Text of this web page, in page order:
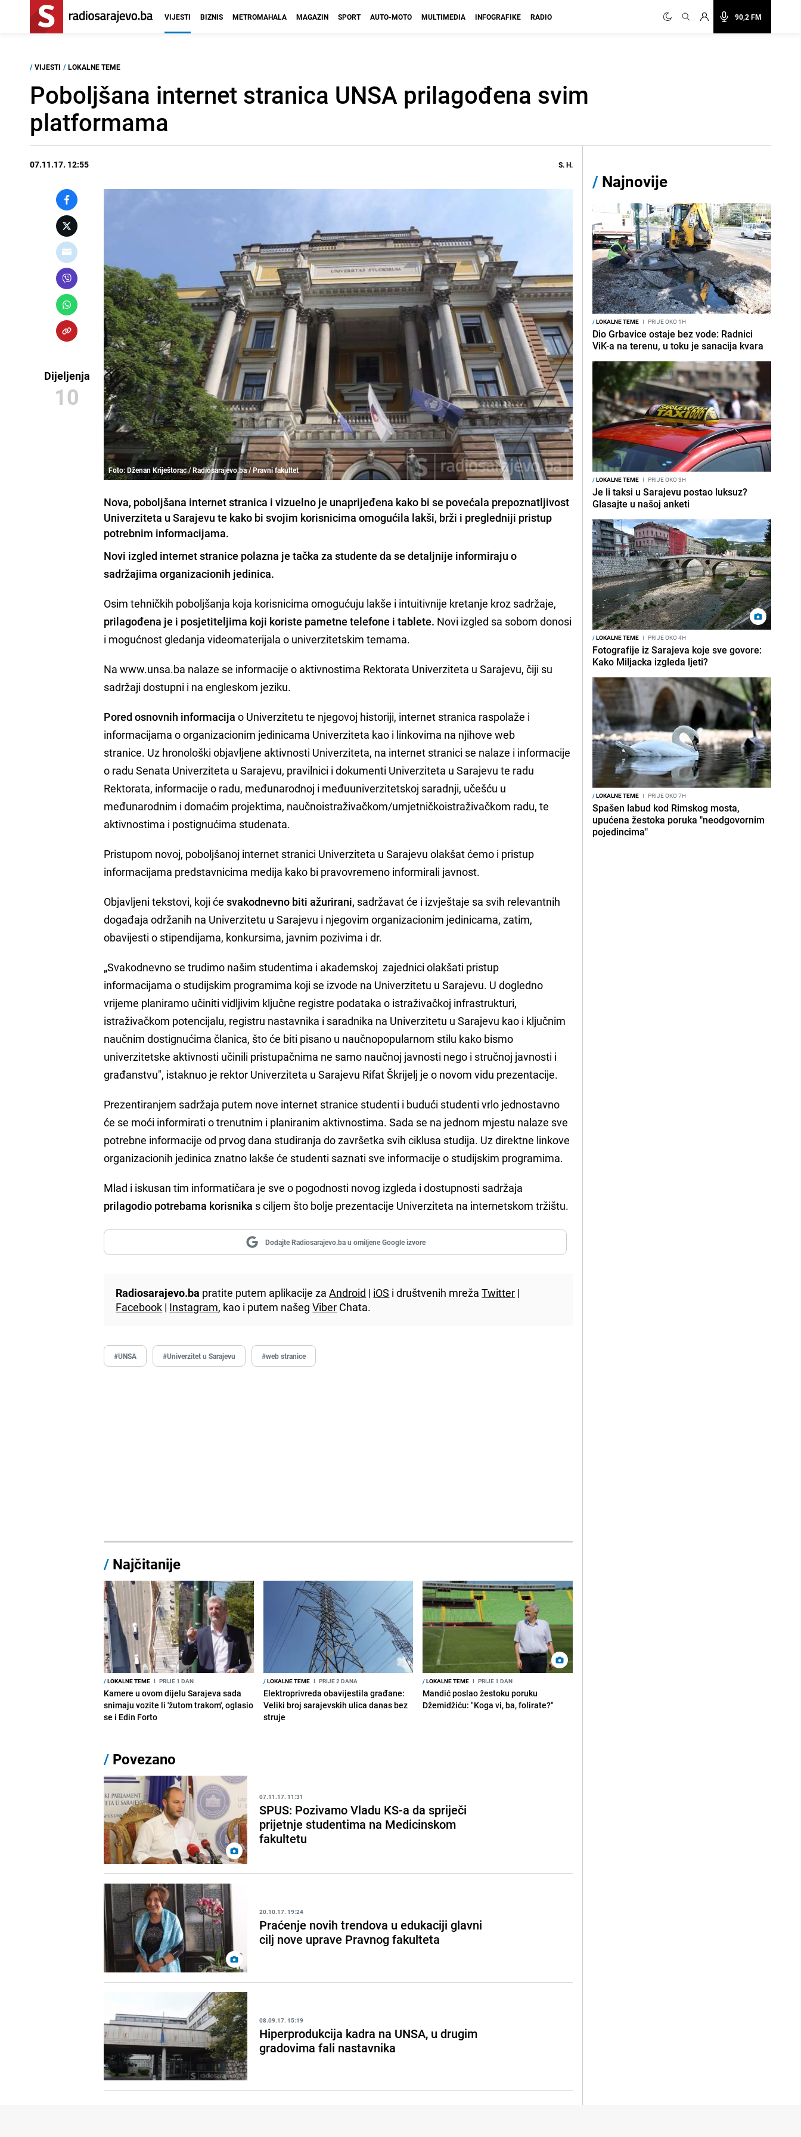
90,2 FM
VIJESTI BIZNIS METROMAHALA MAGAZIN SPORT AUTO-MOTO MULTIMEDIA INFOGRAFIKE RADIO
/ VIJESTI / LOKALNE TEME
Poboljšana internet stranica UNSA prilagođena svim
platformama
07.11.17. 12:55 S. H.
Dijeljenja
10
Foto: Dženan Kriještorac / Radiosarajevo.ba / Pravni fakultet
Nova, poboljšana internet stranica i vizuelno je unaprijeđena kako bi se povećala prepoznatljivost
Univerziteta u Sarajevu te kako bi svojim korisnicima omogućila lakši, brži i pregledniji pristup
potrebnim informacijama.
Novi izgled internet stranice polazna je tačka za studente da se detaljnije informiraju o
sadržajima organizacionih jedinica.
Osim tehničkih poboljšanja koja korisnicima omogućuju lakše i intuitivnije kretanje kroz sadržaje,
prilagođena je i posjetiteljima koji koriste pametne telefone i tablete. Novi izgled sa sobom donosi
i mogućnost gledanja videomaterijala o univerzitetskim temama.
Na www.unsa.ba nalaze se informacije o aktivnostima Rektorata Univerziteta u Sarajevu, čiji su
sadržaji dostupni i na engleskom jeziku.
Pored osnovnih informacija o Univerzitetu te njegovoj historiji, internet stranica raspolaže i
informacijama o organizacionim jedinicama Univerziteta kao i linkovima na njihove web
stranice. Uz hronološki objavljene aktivnosti Univerziteta, na internet stranici se nalaze i informacije
o radu Senata Univerziteta u Sarajevu, pravilnici i dokumenti Univerziteta u Sarajevu te radu
Rektorata, informacije o radu, međunarodnoj i međuuniverzitetskoj saradnji, učešću u
međunarodnim i domaćim projektima, naučnoistraživačkom/umjetničkoistraživačkom radu, te
aktivnostima i postignućima studenata.
Pristupom novoj, poboljšanoj internet stranici Univerziteta u Sarajevu olakšat ćemo i pristup
informacijama predstavnicima medija kako bi pravovremeno informirali javnost.
Objavljeni tekstovi, koji ćesvakodnevno biti ažurirani, sadržavat će i izvještaje sa svih relevantnih
događaja održanih na Univerzitetu u Sarajevu i njegovim organizacionim jedinicama, zatim,
obavijesti o stipendijama, konkursima, javnim pozivima i dr.
„Svakodnevno se trudimo našim studentima i akademskoj zajednici olakšati pristup
informacijama o studijskim programima koji se izvode na Univerzitetu u Sarajevu. U dogledno
vrijeme planiramo učiniti vidljivim ključne registre podataka o istraživačkoj infrastrukturi,
istraživačkom potencijalu, registru nastavnika i saradnika na Univerzitetu u Sarajevu kao i ključnim
naučnim dostignućima članica, što će biti pisano u naučnopopularnom stilu kako bismo
univerzitetske aktivnosti učinili pristupačnima ne samo naučnoj javnosti nego i stručnoj javnosti i
građanstvu", istaknuo je rektor Univerziteta u Sarajevu Rifat Škrijelj je o novom vidu prezentacije.
Prezentiranjem sadržaja putem nove internet stranice studenti i budući studenti vrlo jednostavno
će se moći informirati o trenutnim i planiranim aktivnostima. Sada se na jednom mjestu nalaze sve
potrebne informacije od prvog dana studiranja do završetka svih ciklusa studija. Uz direktne linkove
organizacionih jedinica znatno lakše će studenti saznati sve informacije o studijskim programima.
Mlad i iskusan tim informatičara je sve o pogodnosti novog izgleda i dostupnosti sadržaja
prilagodio potrebama korisnika s ciljem što bolje prezentacije Univerziteta na internetskom tržištu.
Dodajte Radiosarajevo.ba u omiljene Google izvore
Radiosarajevo.ba pratite putem aplikacije zaAndroid | iOS i društvenih mrežaTwitter |
Facebook | Instagram, kao i putem našegViber Chata.
#UNSA #Univerzitet u Sarajevu #web stranice
/ Najčitanije
/LOKALNE TEME I PRIJE 1 DAN
Kamere u ovom dijelu Sarajeva sada
snimaju vozite li 'žutom trakom', oglasio
se i Edin Forto
/LOKALNE TEME I PRIJE 2 DANA
Elektroprivreda obavijestila građane:
Veliki broj sarajevskih ulica danas bez
struje
/LOKALNE TEME I PRIJE 1 DAN
Mandić poslao žestoku poruku
Džemidžiću: "Koga vi, ba, folirate?"
/ Povezano
07.11.17. 11:31
SPUS: Pozivamo Vladu KS-a da spriječi
prijetnje studentima na Medicinskom
fakultetu
20.10.17. 19:24
Praćenje novih trendova u edukaciji glavni
cilj nove uprave Pravnog fakulteta
08.09.17. 15:19
Hiperprodukcija kadra na UNSA, u drugim
gradovima fali nastavnika
/ Najnovije
/LOKALNE TEME I PRIJE OKO 1H
Dio Grbavice ostaje bez vode: Radnici
ViK-a na terenu, u toku je sanacija kvara
/LOKALNE TEME I PRIJE OKO 3H
Je li taksi u Sarajevu postao luksuz?
Glasajte u našoj anketi
/LOKALNE TEME I PRIJE OKO 4H
Fotografije iz Sarajeva koje sve govore:
Kako Miljacka izgleda ljeti?
/LOKALNE TEME I PRIJE OKO 7H
Spašen labud kod Rimskog mosta,
upućena žestoka poruka "neodgovornim
pojedincima"